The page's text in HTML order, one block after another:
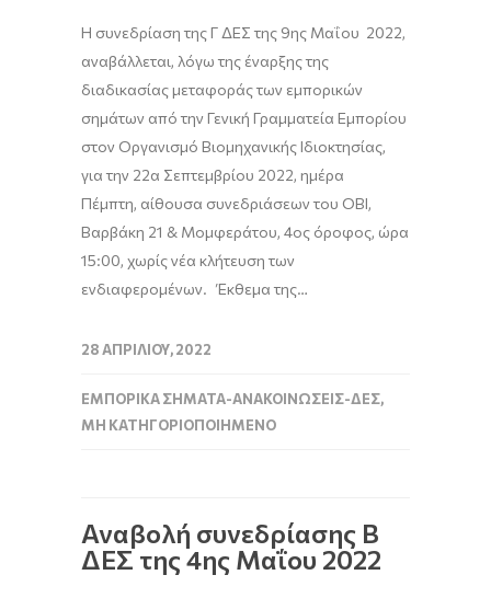
H συνεδρίαση της Γ ΔΕΣ της 9ης Μαΐου 2022,
αναβάλλεται, λόγω της έναρξης της
διαδικασίας μεταφοράς των εμπορικών
σημάτων από την Γενική Γραμματεία Εμπορίου
στον Οργανισμό Βιομηχανικής Ιδιοκτησίας,
για την 22α Σεπτεμβρίου 2022, ημέρα
Πέμπτη, αίθουσα συνεδριάσεων του ΟΒΙ,
Βαρβάκη 21 & Μομφεράτου, 4ος όροφος, ώρα
15:00, χωρίς νέα κλήτευση των
ενδιαφερομένων. Έκθεμα της…
28 ΑΠΡΙΛΊΟΥ, 2022
ΕΜΠΟΡΙΚΆ ΣΉΜΑΤΑ-ΑΝΑΚΟΙΝΏΣΕΙΣ-ΔΕΣ,
ΜΗ ΚΑΤΗΓΟΡΙΟΠΟΙΗΜΈΝΟ
Αναβολή συνεδρίασης Β
ΔΕΣ της 4ης Μαΐου 2022